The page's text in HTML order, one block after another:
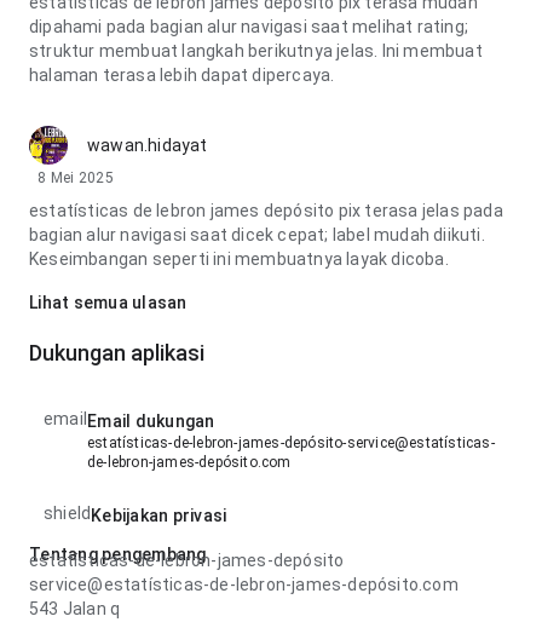
dipahami pada bagian alur navigasi saat melihat rating;
struktur membuat langkah berikutnya jelas. Ini membuat
halaman terasa lebih dapat dipercaya.
wawan.hidayat
8 Mei 2025
estatísticas de lebron james depósito pix terasa jelas pada
bagian alur navigasi saat dicek cepat; label mudah diikuti.
Keseimbangan seperti ini membuatnya layak dicoba.
Lihat semua ulasan
Dukungan aplikasi
email Email dukungan
estatísticas-de-lebron-james-depósito-service@estatísticas-
de-lebron-james-depósito.com
shield Kebijakan privasi
Tentang pengembang
estatísticas-de-lebron-james-depósito
service@estatísticas-de-lebron-james-depósito.com
543 Jalan q